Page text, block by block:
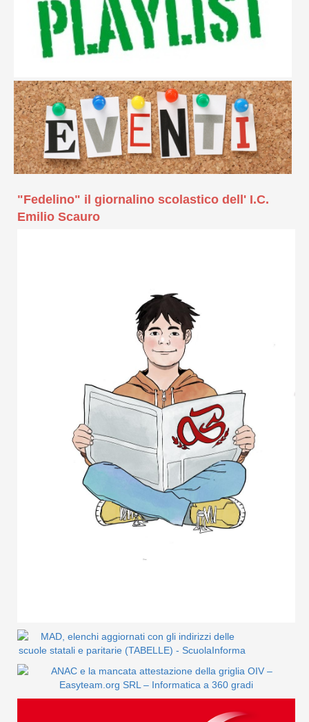
"Fedelino" il giornalino scolastico dell' I.C.
Emilio Scauro